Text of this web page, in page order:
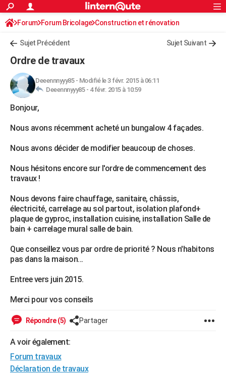
ACTUALITÉS
Politique
Société
Faits Divers
Education
Monde
Villes
+
FINANCE
Retraite
Impôts
Epargne
Immobilier
Risques naturels par ville
Banque
Assurance
Crédit
AUTO
Essais
Réserver un essai
Citadines
Berlines
SUV
Forum auto
+HIGH-TECH
Mobiles
Meilleur smartphone
Internet
Ordinateurs
Jeux vidéo
Guide high-tech
+
Forum
Aménagement intérieur
Extérieur
Cuisine
Salle de bains
Jardinage
Rangement
Guides de France
Escapades
Patrimoine
Expositions
Musées
Week-end nature
+LIFESTYLE
Art de vivre
Bien-être
Loisirs
ModeModes de vie
SANTE
Alimentation
Guide de la santé
Maladies
Médicaments
Sommeil
VOYAGE
GUIDES D'ACHAT
BONS PLANS
CARTE DE VOEUX
Carte de Noël
Carte Bonne année
Carte Saint-Valentin
Carte Pâques
Carte d'anniversaire
DICTIONNAIRE
Dictionnaire
Biographies
Citations
Expressions
Proverbes
PROGRAMME TV
COPAINS D'AVANT
Rechercher
S'inscrire
Connexion
Forum Forum Bricolage Construction et rénovation
Sujet Précédent Sujet Suivant
Ordre de travaux
Deeennnyyy85- Modifié le 3 févr. 2015 à 06:11
Deeennnyyy85 - 4 févr. 2015 à 10:59
Bonjour,
Nous avons récemment acheté un bungalow 4 façades.
Nous avons décider de modifier beaucoup de choses.
Nous hésitons encore sur l'ordre de commencement des
travaux !
Nous devons faire chauffage, sanitaire, châssis,
électricité, carrelage au sol partout, isolation plafond+
plaque de gyproc, installation cuisine, installation Salle de
bain + carrelage mural salle de bain.
Que conseillez vous par ordre de priorité ? Nous n'habitons
pas dans la maison...
Entree vers juin 2015.
Merci pour vos conseils
Répondre (5) Partager
A voir également:
Forum travaux
Déclaration de travaux